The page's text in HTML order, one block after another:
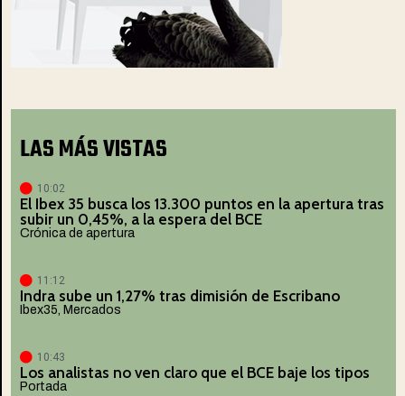
LAS MÁS VISTAS
10:02
El Ibex 35 busca los 13.300 puntos en la apertura tras
subir un 0,45%, a la espera del BCE
Crónica de apertura
11:12
Indra sube un 1,27% tras dimisión de Escribano
Ibex35 Mercados
10:43
Los analistas no ven claro que el BCE baje los tipos
Portada